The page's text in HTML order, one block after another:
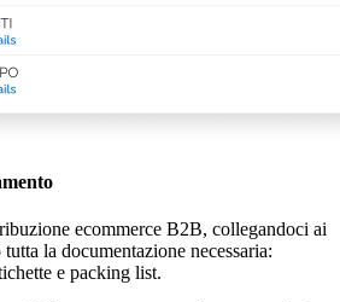
ecommerce B2B, collegandoci ai
la documentazione necessaria:
e packing list.